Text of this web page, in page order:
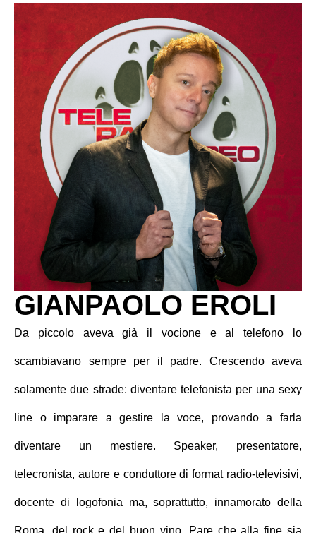
GIANPAOLO EROLI
Da piccolo aveva già il vocione e al telefono lo
scambiavano sempre per il padre. Crescendo aveva
solamente due strade: diventare telefonista per una sexy
line o imparare a gestire la voce, provando a farla
diventare un mestiere. Speaker, presentatore,
telecronista, autore e conduttore di format radio-televisivi,
docente di logofonia ma, soprattutto, innamorato della
Roma, del rock e del buon vino. Pare che alla fine sia